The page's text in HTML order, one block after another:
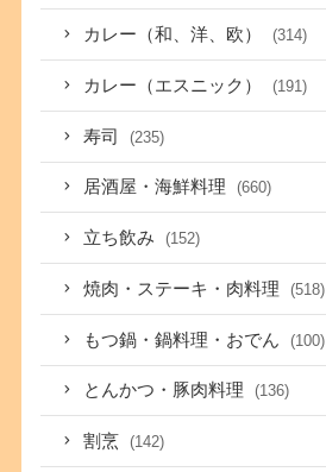
カレー（和、洋、欧） (314)
カレー（エスニック） (191)
寿司 (235)
居酒屋・海鮮料理 (660)
立ち飲み (152)
焼肉・ステーキ・肉料理 (518)
もつ鍋・鍋料理・おでん (100)
とんかつ・豚肉料理 (136)
割烹 (142)